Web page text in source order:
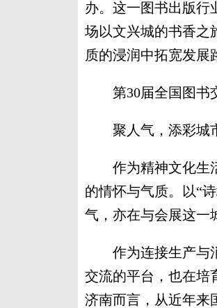
办。这一图书出版行
场以文兴城的书香之
质的浸润中拓宽发展
第30届全国图书
聚人气，添彩城
作为精神文化生活
的情怀与气质。以“
气，亦在与会展这一
作为连接生产与消
交流的平台，也在培
济南而言，从近年来